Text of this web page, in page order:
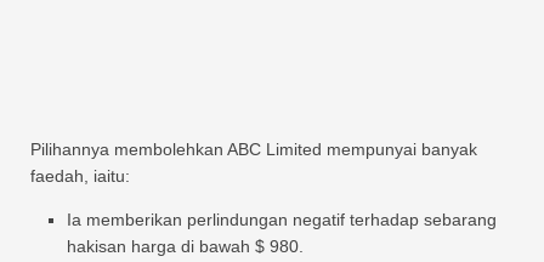
Pilihannya membolehkan ABC Limited mempunyai banyak
faedah, iaitu:
Ia memberikan perlindungan negatif terhadap sebarang
hakisan harga di bawah $ 980.